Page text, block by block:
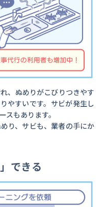
、ぬめりがこびりつきやす
やすいです。サビが発生し
スもあります。
り、サビも、業者の手にか
できる